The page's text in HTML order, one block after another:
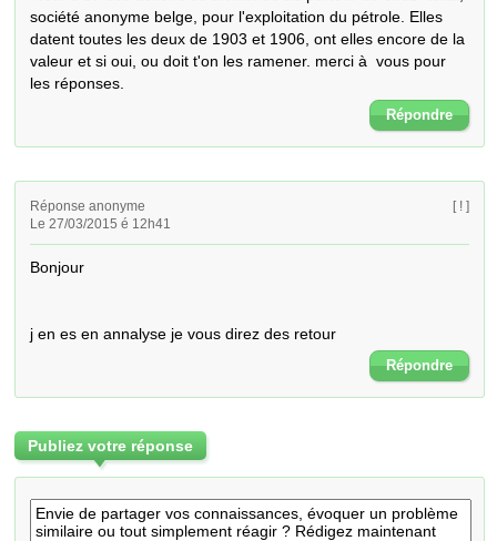
société anonyme belge, pour l'exploitation du pétrole. Elles
datent toutes les deux de 1903 et 1906, ont elles encore de la
valeur et si oui, ou doit t'on les ramener. merci à  vous pour
les réponses.
Répondre
Réponse anonyme
Le 27/03/2015 é 12h41
[ ! ]
Bonjour
j en es en annalyse je vous direz des retour
Répondre
Publiez votre réponse